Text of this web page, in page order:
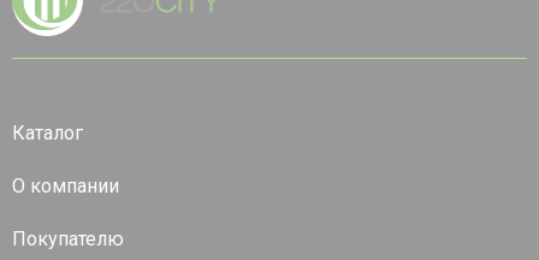
Каталог
О компании
Покупателю